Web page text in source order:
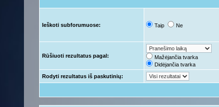
Ieškoti subforumuose: Taip Ne
Rūšiuoti rezultatus pagal:
Mažėjančia tvarka
Didėjančia tvarka
Rodyti rezultatus iš paskutinių: